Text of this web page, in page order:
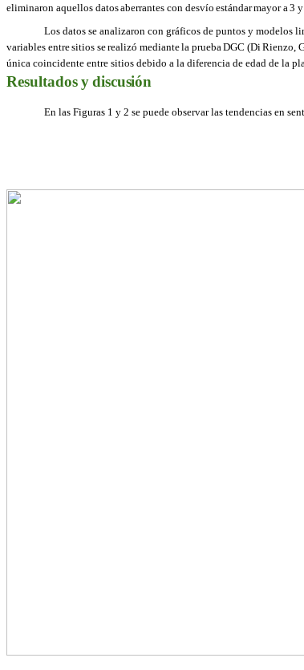
eliminaron aquellos datosaberrantes con desvío estándarmayora3 y
Los datos se analizaron con gráficos de puntos y modelos
variables entresitios serealizó mediantela prueba DGC (Di Rienzo,
única coincidente entre sitios debido a la diferencia de edad de la
Resultadosy discusión
En las Figuras 1 y 2 se puede observar las tendencias en